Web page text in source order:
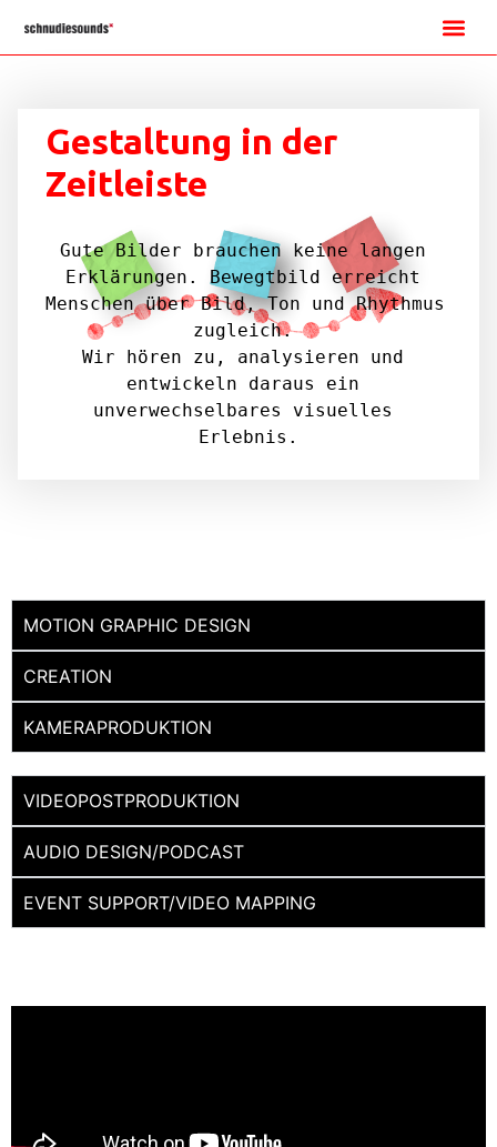
Gestaltung in der
Zeitleiste
Gute Bilder brauchen keine langen
Erklärungen. Bewegtbild erreicht
Menschen über Bild, Ton und Rhythmus
zugleich.
Wir hören zu, analysieren und
entwickeln daraus ein
unverwechselbares visuelles
Erlebnis.
MOTION GRAPHIC DESIGN
CREATION
KAMERAPRODUKTION
VIDEOPOSTPRODUKTION
AUDIO DESIGN/PODCAST
EVENT SUPPORT/VIDEO MAPPING